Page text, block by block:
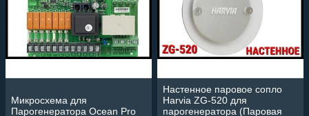
Микросхема для
Парогенератора Ocean Pro
Настенное паровое сопло
Harvia ZG-520 для
парогенератора (Паровая